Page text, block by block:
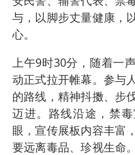
与，以脚步丈量健康，
心。
上午9时30分，随着一
动正式拉开帷幕。参与
的路线，精神抖擞、步
迈进。路线沿途，禁
眼，宣传展板内容丰富
要远离毒品、珍视生命